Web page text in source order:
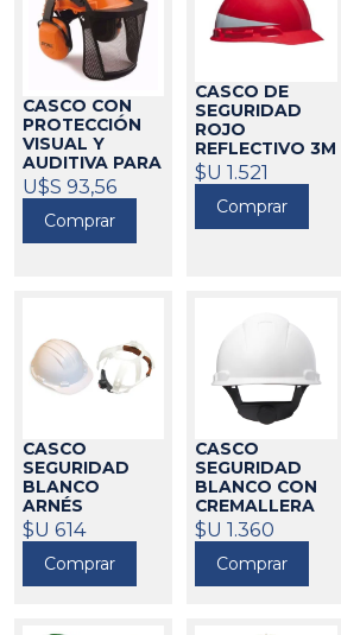
CASCO CON
PROTECCIÓN
VISUAL Y
AUDITIVA PARA
MOTOSIERRAS
STIHL183070
U$S 93,56
Comprar
CASCO DE
SEGURIDAD
ROJO
REFLECTIVO 3M
450072
$U 1.521
Comprar
CASCO
SEGURIDAD
BLANCO
ARNÉS
REGULABLE 5-
RG CLIMAX
480087
$U 614
Comprar
CASCO
SEGURIDAD
BLANCO CON
CREMALLERA
3M 450071
$U 1.360
Comprar